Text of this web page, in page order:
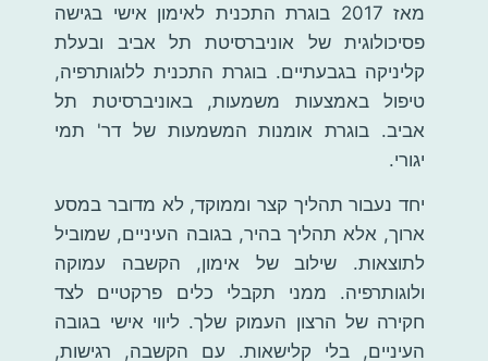
מאז 2017 בוגרת התכנית לאימון אישי בגישה
פסיכולוגית של אוניברסיטת תל אביב ובעלת
קליניקה בגבעתיים. בוגרת התכנית ללוגותרפיה,
טיפול באמצעות משמעות, באוניברסיטת תל
אביב. בוגרת אומנות המשמעות של דר' תמי
יגורי.
יחד נעבור תהליך קצר וממוקד, לא מדובר במסע
ארוך, אלא תהליך בהיר, בגובה העיניים, שמוביל
לתוצאות. שילוב של אימון, הקשבה עמוקה
ולוגותרפיה. ממני תקבלי כלים פרקטיים לצד
חקירה של הרצון העמוק שלך. ליווי אישי בגובה
העיניים, בלי קלישאות. עם הקשבה, רגישות,